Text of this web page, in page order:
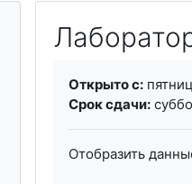
Открыто с:
Срок сдачи:
Отобразить